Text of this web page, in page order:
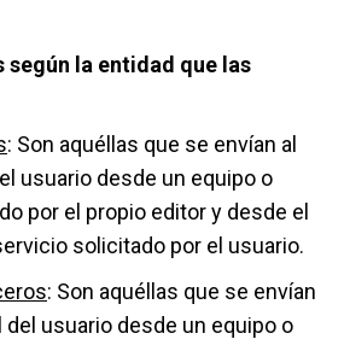
según la entidad que las
: Son aquéllas que se envían al
usuario desde un equipo o
por el propio editor y desde el
solicitado por el usuario.
: Son aquéllas que se envían
del usuario desde un equipo o